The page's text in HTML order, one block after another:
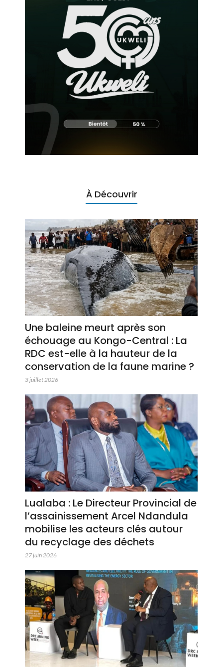
À Découvrir
Une baleine meurt après son
échouage au Kongo-Central : La
RDC est-elle à la hauteur de la
conservation de la faune marine ?
3 juillet 2026
Lualaba : Le Directeur Provincial de
l’assainissement Arcel Ndandula
mobilise les acteurs clés autour
du recyclage des déchets
27 juin 2026